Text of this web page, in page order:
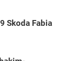
Skoda Fabia